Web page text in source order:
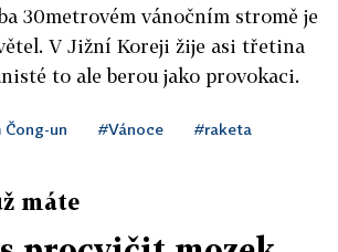
30metrovém vánočním stromě je
V Jižní Koreji žije asi třetina
to ale berou jako provokaci.
Čong-un #Vánoce #raketa
máte